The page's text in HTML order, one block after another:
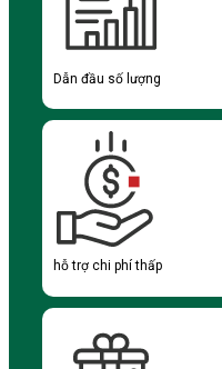
Dẫn đầu số lượng
hỗ trợ chi phí thấp